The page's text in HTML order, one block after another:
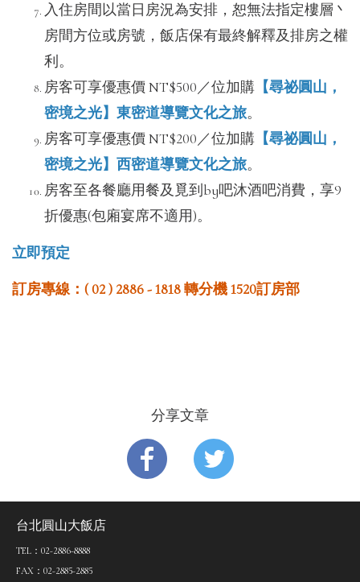
入住房間以當日房況為安排，恕無法指定樓層丶
房間方位或房號，飯店保有最終解釋及排房之權
利。
房客可享優惠價 NT$500／位加購 【尋祕圓山，
密境之光】東密道導覽文化之旅。
房客可享優惠價 NT$200／位加購 【尋祕圓山，
密境之光】西密道導覽文化之旅。
房客至各餐廳用餐及覓到by吧沐酒吧消費，享9
折優惠(包廂宴席不適用)。
立即預定
訂房專線：( 02 ) 2886 - 1818 轉分機 1520訂房部
分享文章
台北圓山大飯店
TEL：02-2886-8888
FAX：02-2885-2885